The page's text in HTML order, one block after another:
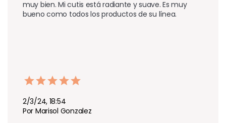
muy bien. Mi cutis está radiante y suave. Es muy
bueno como todos los productos de su línea.
2/3/24, 18:54
Por Marisol Gonzalez